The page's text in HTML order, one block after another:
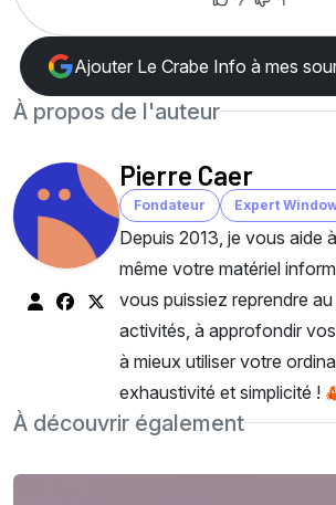
Ajouter Le Crabe Info à mes
À propos de l'auteur
Pierre Caer
Fondateur Expert
Depuis 2013, je vous aide
même votre matériel
vous puissiez reprendre
activités, à approfondir
à mieux utiliser votre
exhaustivité et simplicité !
À découvrir également